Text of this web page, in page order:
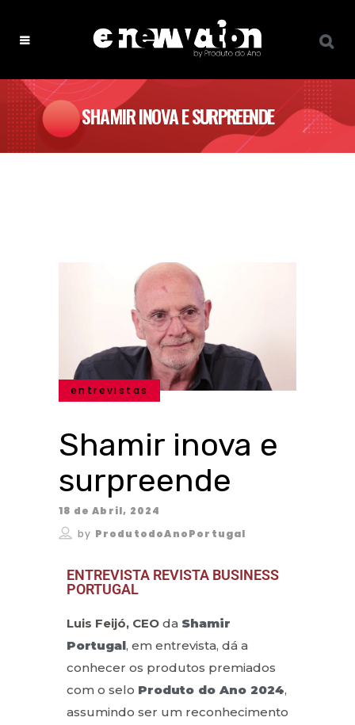
SHAMIR INOVA E SURPREENDE
entrevistas
Shamir inova e
surpreende
18 de Abril, 2024
by ProdutodoAnoPortugal
ENTREVISTA REVISTA BUSINESS
PORTUGAL
Luis Feijó, CEO da Shamir
Portugal, em entrevista, dá a
conhecer os produtos premiados
com o selo Produto do Ano 2024,
assumindo ser um reconhecimento